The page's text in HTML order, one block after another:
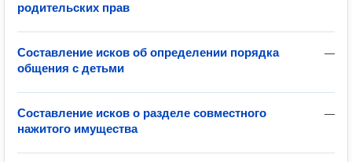
родительских прав
—
Составление исков об определении порядка
общения с детьми
—
Составление исков о разделе совместного
нажитого имущества